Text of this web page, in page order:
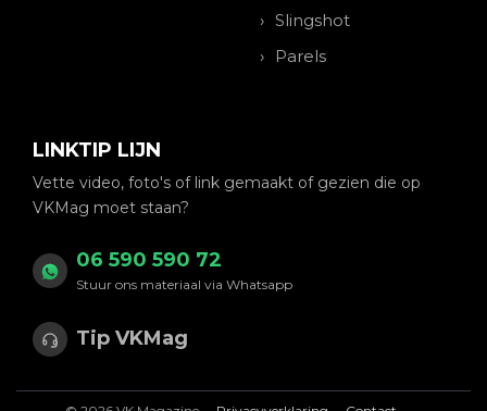
Slingshot
Parels
LINKTIP LIJN
Vette video, foto's of link gemaakt of gezien die op
VKMag moet staan?
06 590 590 72
Stuur ons materiaal via Whatsapp
Tip VKMag